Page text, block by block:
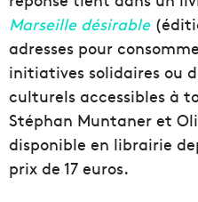
Marseille désirable
adresses pour
initiatives solidaires ou
culturels accessibles à
Stéphan Muntaner et
disponible en librairie
prix de 17 euros.